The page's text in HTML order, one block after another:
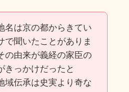
名は京の都からきてい
で聞いたことがありま
の由来が義経の家臣の
きっかけだったと
域伝承は史実より奇な